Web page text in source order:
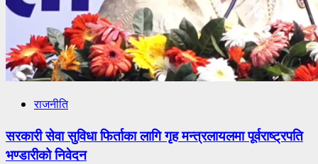
राजनीति
सरकारी सेवा सुविधा फिर्ताका लागि गृह मन्त्रलायलमा पूर्वराष्ट्रपति
भण्डारीको निवेदन